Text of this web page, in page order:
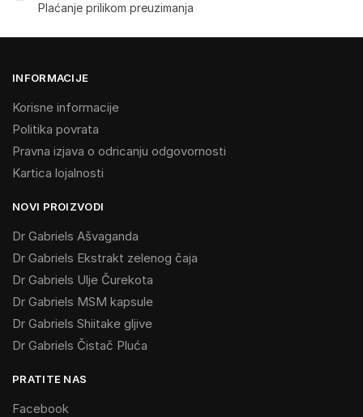
Plaćanje prilikom preuzimanja
INFORMACIJE
Korisne informacije
Politika povrata
Pravna izjava o odricanju odgovornosti
Kartica lojalnosti
NOVI PROIZVODI
Dr Gabriels Ašvaganda
Dr Gabriels Ekstrakt zelenog čaja
Dr Gabriels Ulje Čurekota
Dr Gabriels MSM kapsule
Dr Gabriels Shiitake gljive
Dr Gabriels Čistač Pluća
PRATITE NAS
Facebook